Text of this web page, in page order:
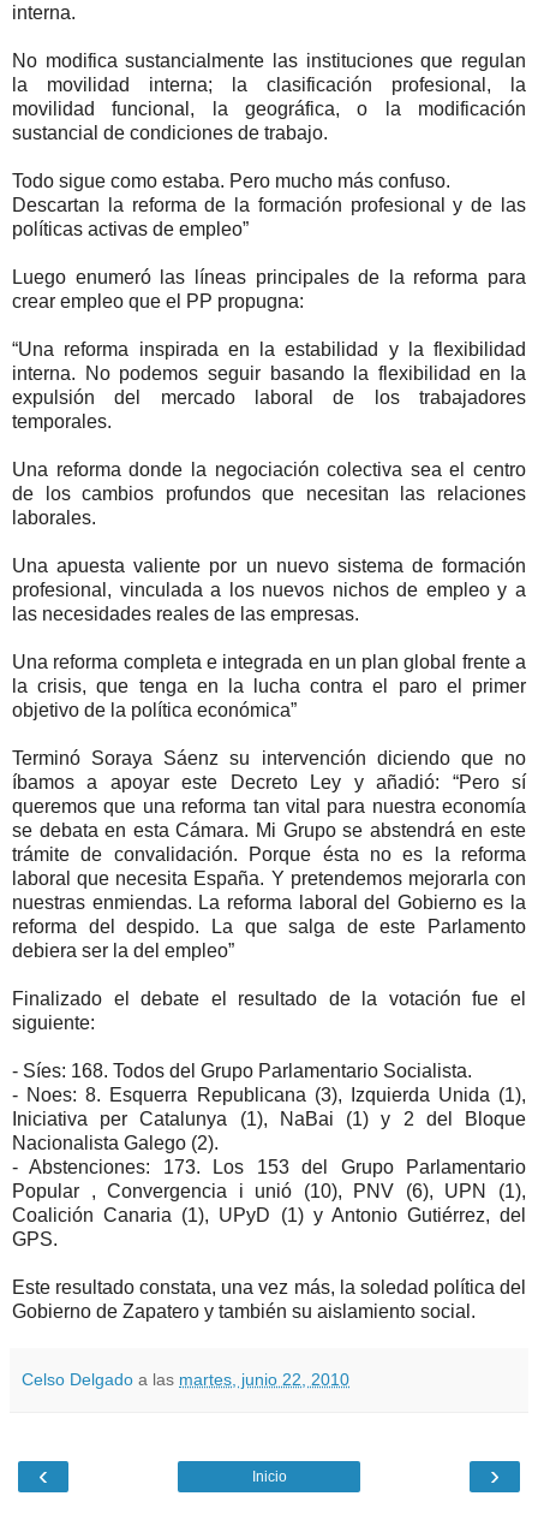
interna.
No modifica sustancialmente las instituciones que regulan
la movilidad interna; la clasificación profesional, la
movilidad funcional, la geográfica, o la modificación
sustancial de condiciones de trabajo.
Todo sigue como estaba. Pero mucho más confuso.
Descartan la reforma de la formación profesional y de las
políticas activas de empleo”
Luego enumeró las líneas principales de la reforma para
crear empleo que el PP propugna:
“Una reforma inspirada en la estabilidad y la flexibilidad
interna. No podemos seguir basando la flexibilidad en la
expulsión del mercado laboral de los trabajadores
temporales.
Una reforma donde la negociación colectiva sea el centro
de los cambios profundos que necesitan las relaciones
laborales.
Una apuesta valiente por un nuevo sistema de formación
profesional, vinculada a los nuevos nichos de empleo y a
las necesidades reales de las empresas.
Una reforma completa e integrada en un plan global frente a
la crisis, que tenga en la lucha contra el paro el primer
objetivo de la política económica”
Terminó Soraya Sáenz su intervención diciendo que no
íbamos a apoyar este Decreto Ley y añadió: “Pero sí
queremos que una reforma tan vital para nuestra economía
se debata en esta Cámara. Mi Grupo se abstendrá en este
trámite de convalidación. Porque ésta no es la reforma
laboral que necesita España. Y pretendemos mejorarla con
nuestras enmiendas. La reforma laboral del Gobierno es la
reforma del despido. La que salga de este Parlamento
debiera ser la del empleo”
Finalizado el debate el resultado de la votación fue el
siguiente:
- Síes: 168. Todos del Grupo Parlamentario Socialista.
- Noes: 8. Esquerra Republicana (3), Izquierda Unida (1),
Iniciativa per Catalunya (1), NaBai (1) y 2 del Bloque
Nacionalista Galego (2).
- Abstenciones: 173. Los 153 del Grupo Parlamentario
Popular , Convergencia i unió (10), PNV (6), UPN (1),
Coalición Canaria (1), UPyD (1) y Antonio Gutiérrez, del
GPS.
Este resultado constata, una vez más, la soledad política del
Gobierno de Zapatero y también su aislamiento social.
Celso Delgado a las martes, junio 22, 2010
‹ ›
Inicio